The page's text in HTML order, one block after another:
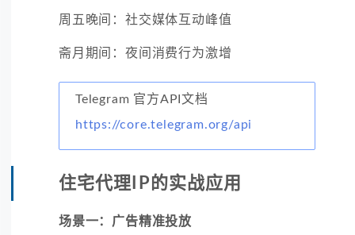
周五晚间：社交媒体互动峰值
斋月期间：夜间消费行为激增
Telegram 官方API文档
https://core.telegram.org/api
住宅代理IP的实战应用
场景一：广告精准投放